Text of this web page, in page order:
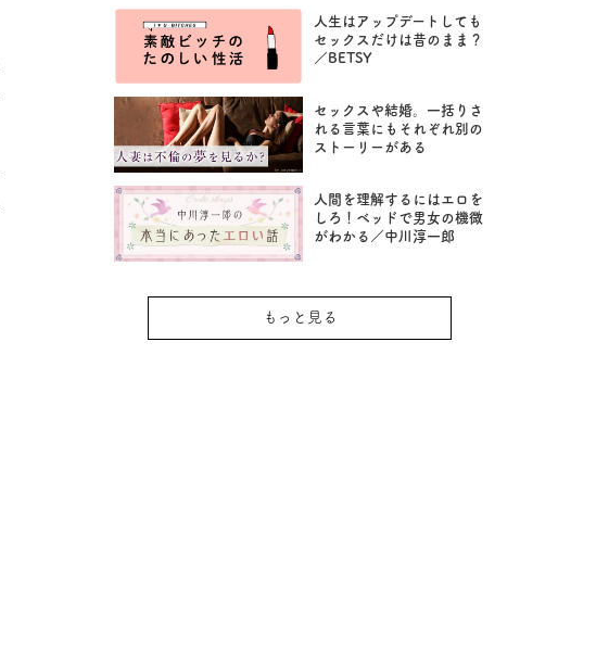
人生はアップデートしても
セックスだけは昔のまま？
／BETSY
セックスや結婚。一括りさ
れる言葉にもそれぞれ別の
ストーリーがある
人間を理解するにはエロを
しろ！ベッドで男女の機微
がわかる／中川淳一郎
もっと見る